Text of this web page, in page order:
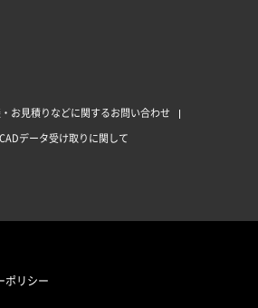
お見積りなどに関するお問い合わせ
CADデータ受け取りに関して
ポリシー